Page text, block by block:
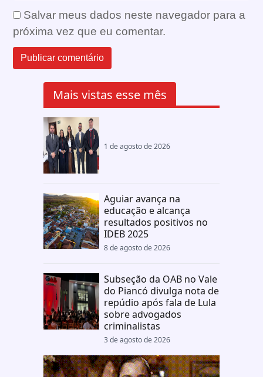
Salvar meus dados neste navegador para a
próxima vez que eu comentar.
Mais vistas esse mês
1 de agosto de 2026
Aguiar avança na
educação e alcança
resultados positivos no
IDEB 2025
8 de agosto de 2026
Subseção da OAB no Vale
do Piancó divulga nota de
repúdio após fala de Lula
sobre advogados
criminalistas
3 de agosto de 2026